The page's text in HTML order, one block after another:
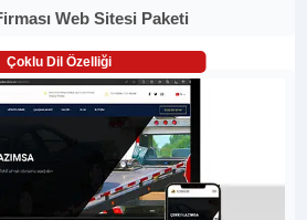
Web Sitesi Paketi
Çoklu Dil Özelliği